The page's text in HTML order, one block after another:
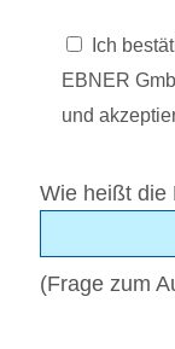
Ich
EBNER
und
Wie heißt die
(Frage zum